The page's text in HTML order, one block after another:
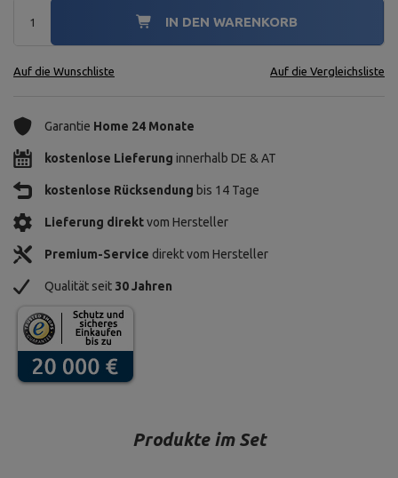
IN DEN WARENKORB
Auf die Wunschliste Auf die Vergleichsliste
Garantie Home 24 Monate
kostenlose Lieferung innerhalb DE & AT
kostenlose Rücksendung bis 14 Tage
Lieferung direktvom Hersteller
Premium-Service direkt vom Hersteller
Qualität seit 30 Jahren
Produkte im Set